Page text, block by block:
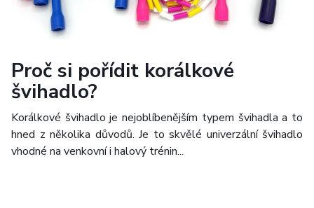
Proč si pořídit korálkové
švihadlo?
Korálkové švihadlo je nejoblíbenějším typem švihadla a to
hned z několika důvodů. Je to skvělé univerzální švihadlo
vhodné na venkovní i halový trénin...